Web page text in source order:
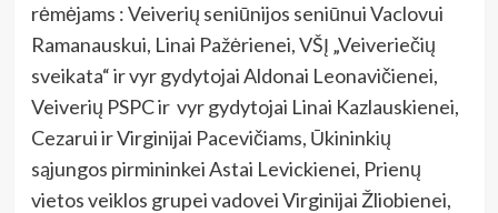
rėmėjams : Veiverių seniūnijos seniūnui Vaclovui
Ramanauskui, Linai Pažėrienei, VŠĮ „Veiveriečių
sveikata“ ir vyr gydytojai Aldonai Leonavičienei,
Veiverių PSPC ir vyr gydytojai Linai Kazlauskienei,
Cezarui ir Virginijai Pacevičiams, Ūkininkių
sąjungos pirmininkei Astai Levickienei, Prienų
vietos veiklos grupei vadovei Virginijai Žliobienei,